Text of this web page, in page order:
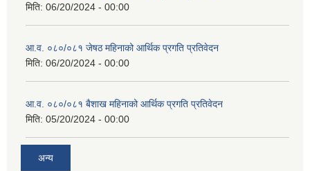
मिति: 06/20/2024 - 00:00
आ.व. ०८०/०८१ जेषठ महिनाको आर्थिक प्रगति प्रतिवेदन
मिति: 06/20/2024 - 00:00
आ.व. ०८०/०८१ बैशाख महिनाको आर्थिक प्रगति प्रतिवेदन
मिति: 05/20/2024 - 00:00
अन्य